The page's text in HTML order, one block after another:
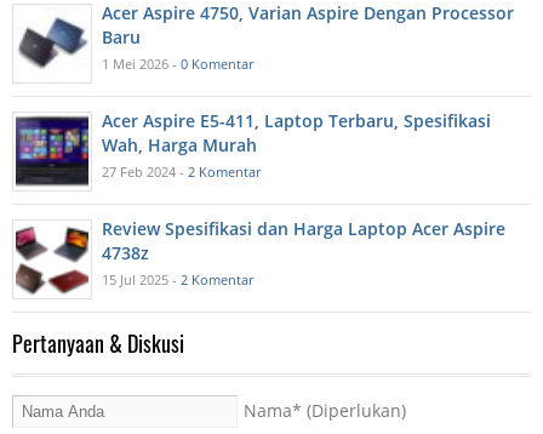
Acer Aspire 4750, Varian Aspire Dengan Processor
Baru
1 Mei 2026 - 0 Komentar
Acer Aspire E5-411, Laptop Terbaru, Spesifikasi
Wah, Harga Murah
27 Feb 2024 - 2 Komentar
Review Spesifikasi dan Harga Laptop Acer Aspire
4738z
15 Jul 2025 - 2 Komentar
Pertanyaan & Diskusi
Nama* (Diperlukan)